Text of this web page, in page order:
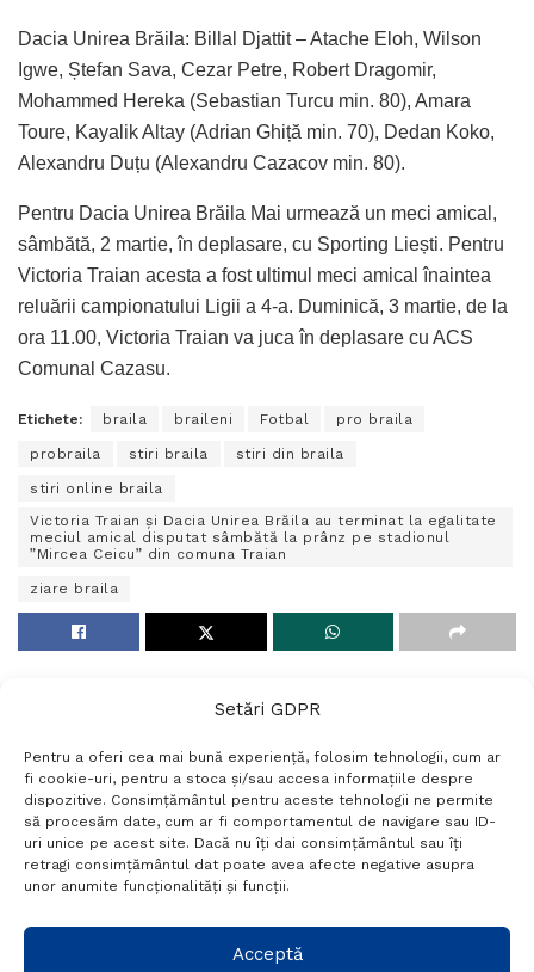
Setări GDPR
Pentru a oferi cea mai bună experiență, folosim tehnologii, cum ar
fi cookie-uri, pentru a stoca și/sau accesa informațiile despre
dispozitive. Consimțământul pentru aceste tehnologii ne permite
să procesăm date, cum ar fi comportamentul de navigare sau ID-
uri unice pe acest site. Dacă nu îți dai consimțământul sau îți
retragi consimțământul dat poate avea afecte negative asupra
unor anumite funcționalități și funcții.
Acceptă
Dacia Unirea Brăila: Billal Djattit – Atache Eloh, Wilson
Igwe, Ștefan Sava, Cezar Petre, Robert Dragomir,
Mohammed Hereka (Sebastian Turcu min. 80), Amara
Toure, Kayalik Altay (Adrian Ghiță min. 70), Dedan Koko,
Alexandru Duțu (Alexandru Cazacov min. 80).
Pentru Dacia Unirea Brăila Mai urmează un meci amical,
sâmbătă, 2 martie, în deplasare, cu Sporting Liești. Pentru
Victoria Traian acesta a fost ultimul meci amical înaintea
reluării campionatului Ligii a 4-a. Duminică, 3 martie, de la
ora 11.00, Victoria Traian va juca în deplasare cu ACS
Comunal Cazasu.
Etichete: braila braileni Fotbal pro braila
probraila stiri braila stiri din braila
stiri online braila
Victoria Traian și Dacia Unirea Brăila au terminat la egalitate
meciul amical disputat sâmbătă la prânz pe stadionul
”Mircea Ceicu” din comuna Traian
ziare braila
Termeni si conditii
Politică de confidențialitate
Politica cookies
Setări GDPR
+40 788 760 194